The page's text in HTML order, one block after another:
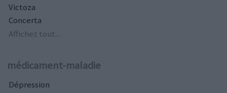
Victoza
Concerta
Affichez tout...
médicament-maladie
Dépression